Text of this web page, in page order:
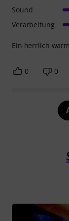
Ein herrlich
Sound
Verarbeitung
0 0